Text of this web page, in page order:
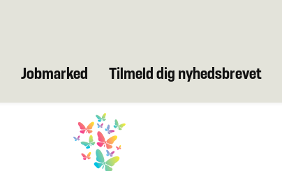
Jobmarked Tilmeld dig nyhedsbrevet